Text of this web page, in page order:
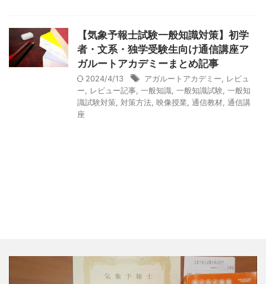
【気象予報士試験一般知識対策】初学
者・文系・独学受験生向け通信講座ア
ガルートアカデミーまとめ記事
2024/4/13 アガルートアカデミー
レビュ
ー
レビュー記事 一般知識 一般知識試験 一般知
識試験対策 対策方法 映像授業 通信教材 通信講
座